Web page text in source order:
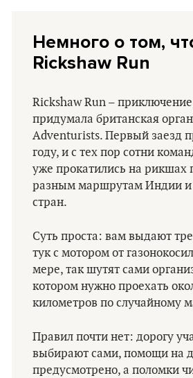
Немного о том,
Rickshaw Run
Rickshaw Run –
придумала британская
Adventurists. Первый заезд
году, и с тех пор сотни
уже прокатились на рикшах
разным маршрутам Индии и
стран.
Суть проста: вам выдают
тук с мотором от
мере, так шутят сами
котором нужно проехать
километров по случайному
Правил почти нет: дорогу
выбирают сами, помощи на
предусмотрено, а поломки